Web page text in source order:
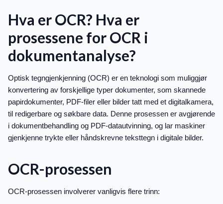
Hva er OCR? Hva er
prosessene for OCR i
dokumentanalyse?
Optisk tegngjenkjenning (OCR) er en teknologi som muliggjør
konvertering av forskjellige typer dokumenter, som skannede
papirdokumenter, PDF-filer eller bilder tatt med et digitalkamera,
til redigerbare og søkbare data. Denne prosessen er avgjørende
i dokumentbehandling og PDF-datautvinning, og lar maskiner
gjenkjenne trykte eller håndskrevne teksttegn i digitale bilder.
OCR-prosessen
OCR-prosessen involverer vanligvis flere trinn: